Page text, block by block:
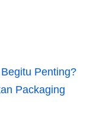
Penting?
Packaging